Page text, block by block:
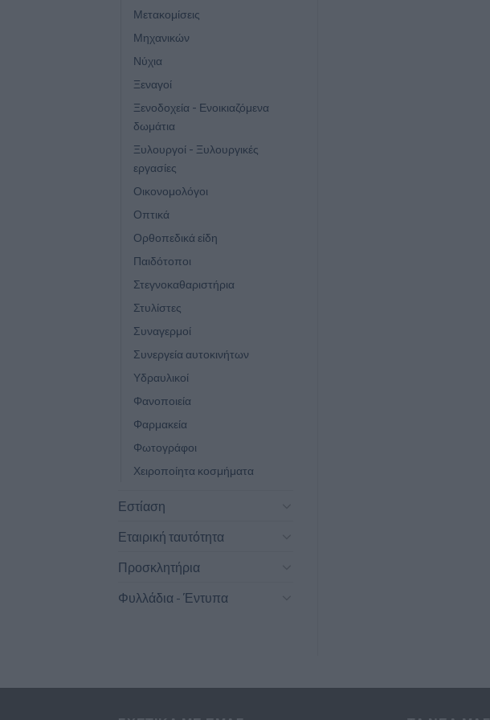
Μετακομίσεις
Μηχανικών
Νύχια
Ξεναγοί
Ξενοδοχεία - Ενοικιαζόμενα
δωμάτια
Ξυλουργοί - Ξυλουργικές
εργασίες
Οικονομολόγοι
Οπτικά
Ορθοπεδικά είδη
Παιδότοποι
Στεγνοκαθαριστήρια
Στυλίστες
Συναγερμοί
Συνεργεία αυτοκινήτων
Υδραυλικοί
Φανοποιεία
Φαρμακεία
Φωτογράφοι
Χειροποίητα κοσμήματα
Εστίαση
Εταιρική ταυτότητα
Προσκλητήρια
Φυλλάδια - Έντυπα